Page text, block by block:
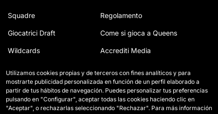
Squadre
Giocatrici Draft
Wildcards
Classifica
Statistiche
Regolamento
Come si gioca a Queens
Accrediti Media
Lavora con noi
Utilizamos cookies propias y de terceros con fines analíticos y para
mostrarte publicidad personalizada en función de un perfil elaborado a
partir de tus hábitos de navegación. Puedes personalizar tus preferencias
pulsando en "Configurar", aceptar todas las cookies haciendo clic en
"Aceptar", o rechazarlas seleccionando "Rechazar". Para más información